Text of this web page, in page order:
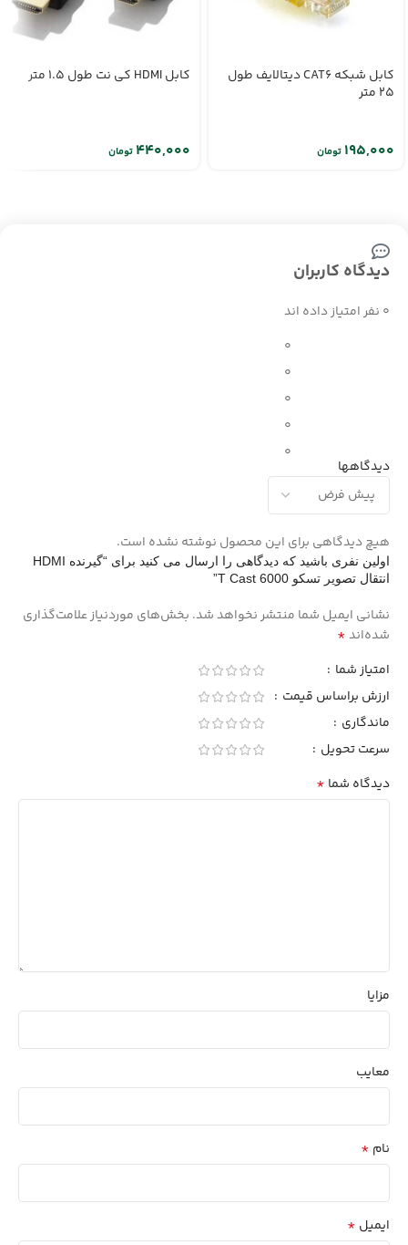
کابل شبکه CAT6 دیتالایف طول
25 متر
تومان
کابل HDMI کی نت طول 1.5 متر
تومان
دیدگاه کاربران
0 نفر امتیاز داده اند
0
0
0
0
0
دیدگاهها
هیچ دیدگاهی برای این محصول نوشته نشده است.
اولین نفری باشید که دیدگاهی را ارسال می کنید برای “گیرنده HDMI
انتقال تصویر تسکو T Cast 6000”
نشانی ایمیل شما منتشر نخواهد شد. بخش‌های موردنیاز علامت‌گذاری
شده‌اند*
امتیاز شما
ارزش براساس قیمت
ماندگاری
سرعت تحویل
دیدگاه شما *
مزایا
معایب
نام *
ایمیل *